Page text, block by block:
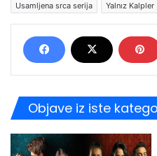
Usamljena srca serija
Yalnız Kalpler
Objave iz iste